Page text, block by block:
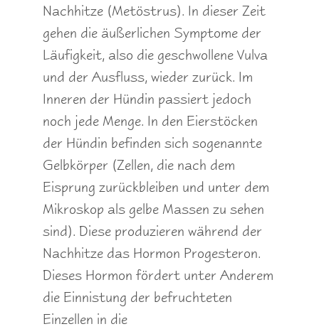
Nachhitze (Metöstrus). In dieser Zeit
gehen die äußerlichen Symptome der
Läufigkeit, also die geschwollene Vulva
und der Ausfluss, wieder zurück. Im
Inneren der Hündin passiert jedoch
noch jede Menge. In den Eierstöcken
der Hündin befinden sich sogenannte
Gelbkörper (Zellen, die nach dem
Eisprung zurückbleiben und unter dem
Mikroskop als gelbe Massen zu sehen
sind). Diese produzieren während der
Nachhitze das Hormon Progesteron.
Dieses Hormon fördert unter Anderem
die Einnistung der befruchteten
Einzellen in die